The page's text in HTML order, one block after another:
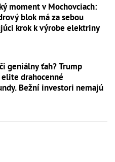
moment v Mochovciach:
blok má za sebou
krok k výrobe elektriny
geniálny ťah? Trump
elite drahocenné
Bežní investori nemajú